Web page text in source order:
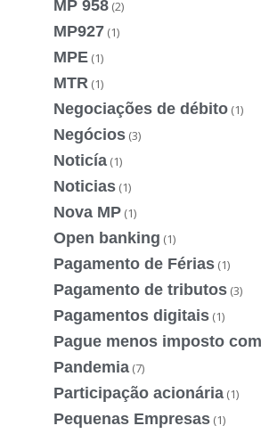
MP 958 (2)
MP927 (1)
MPE (1)
MTR (1)
Negociações de débito (1)
Negócios (3)
Noticía (1)
Noticias (1)
Nova MP (1)
Open banking (1)
Pagamento de Férias (1)
Pagamento de tributos (3)
Pagamentos digitais (1)
Pague menos imposto
Pandemia (7)
Participação acionária (1)
Pequenas Empresas (1)